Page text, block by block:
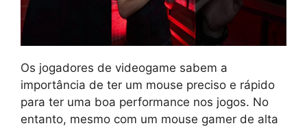
Os jogadores de videogame sabem a
importância de ter um mouse preciso e rápido
para ter uma boa performance nos jogos. No
entanto, mesmo com um mouse gamer de alta